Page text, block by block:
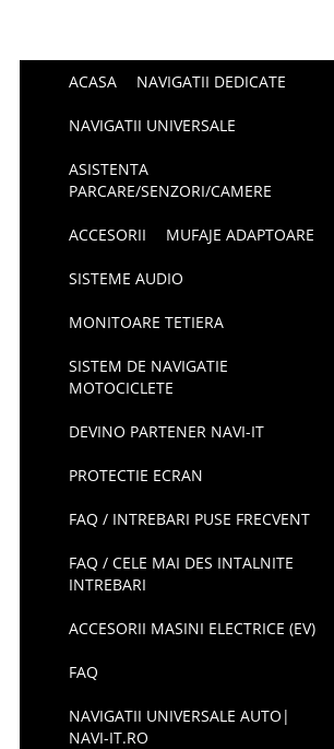
ACASA NAVIGATII DEDICATE
NAVIGATII UNIVERSALE
ASISTENTA
PARCARE/SENZORI/CAMERE
ACCESORII MUFAJE ADAPTOARE
SISTEME AUDIO
MONITOARE TETIERA
SISTEM DE NAVIGATIE
MOTOCICLETE
DEVINO PARTENER NAVI-IT
PROTECTIE ECRAN
FAQ / INTREBARI PUSE FRECVENT
FAQ / CELE MAI DES INTALNITE
INTREBARI
ACCESORII MASINI ELECTRICE (EV)
FAQ
NAVIGATII UNIVERSALE AUTO|
NAVI-IT.RO